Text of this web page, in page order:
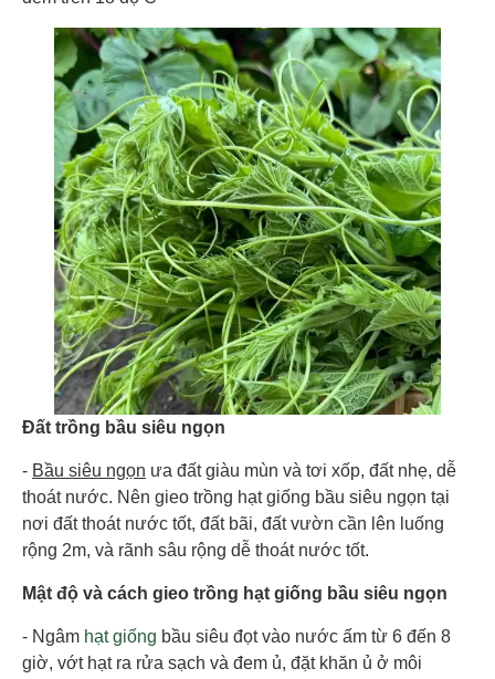
Đất trồng bầu siêu ngọn
- Bầu siêu ngọn ưa đất giàu mùn và tơi xốp, đất nhẹ, dễ
thoát nước. Nên gieo trồng hạt giống bầu siêu ngọn tại
nơi đất thoát nước tốt, đất bãi, đất vườn cần lên luống
rộng 2m, và rãnh sâu rộng dễ thoát nước tốt.
Mật độ và cách gieo trồng hạt giống bầu siêu ngọn
- Ngâm hạt giống bầu siêu đọt vào nước ấm từ 6 đến 8
giờ, vớt hạt ra rửa sạch và đem ủ, đặt khăn ủ ở môi